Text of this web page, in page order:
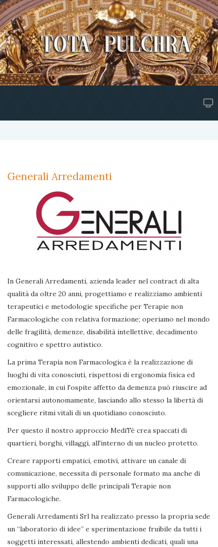
Generali Arredamenti
In Generali Arredamenti, azienda leader nel contract di alta
qualità da oltre 20 anni, progettiamo e realizziamo ambienti
terapeutici e metodologie specifiche per Terapie non
Farmacologiche con relativa formazione; operiamo nel mondo
delle fragilità, demenze, disabilità intellettive, decadimento
cognitivo e spettro autistico.
La prima Terapia non Farmacologica è la realizzazione di
luoghi di vita conosciuti, rispettosi di ergonomia fisica ed
emozionale, in cui l'ospite affetto da demenza può riuscire ad
orientarsi autonomamente, lasciando allo stesso la libertà di
scegliere ritmi vitali di un quotidiano conosciuto.
Per questo il nostro approccio MediTè crea spaccati di
quartieri, borghi, villaggi, all'interno di un nucleo protetto.
Creare rapporti empatici, emotivi, attivare un canale di
comunicazione, necessita di personale formato ma anche di
supporti allo sviluppo delle principali Terapie non
Farmacologiche.
Generali Arredamenti Srl ha realizzato presso la propria sede
un “laboratorio di idee” e sperimentazione fruibile da tutti i
soggetti interessati, allestendo ambienti dedicati, quali una